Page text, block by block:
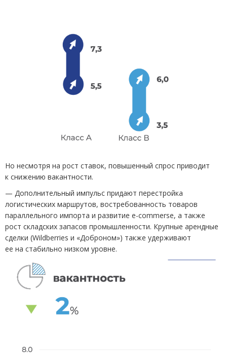
Но несмотря на рост ставок, повышенный спрос приводит
к снижению вакантности.
— Дополнительный импульс придают перестройка
логистических маршрутов, востребованность товаров
параллельного импорта и развитие e-commerse, а также
рост складских запасов промышленности. Крупные арендные
сделки (Wildberries и «Доброном») также удерживают
ее на стабильно низком уровне.